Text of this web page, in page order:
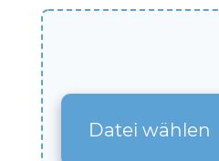
Datei wählen